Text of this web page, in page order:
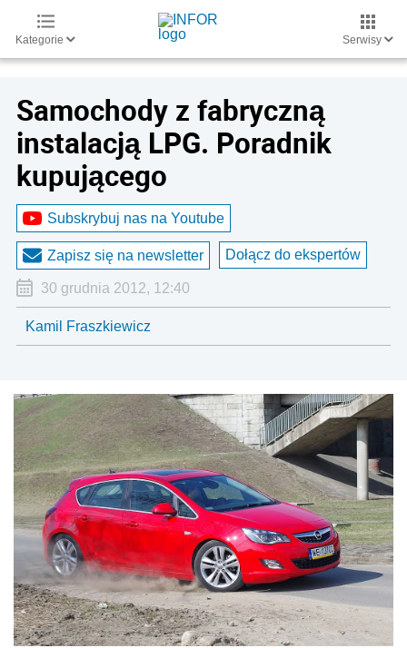
Kategorie Serwisy
Samochody z fabryczną
instalacją LPG. Poradnik
kupującego
Subskrybuj nas na Youtube
Zapisz się na newsletter Dołącz do ekspertów
30 grudnia 2012, 12:40
Kamil Fraszkiewicz